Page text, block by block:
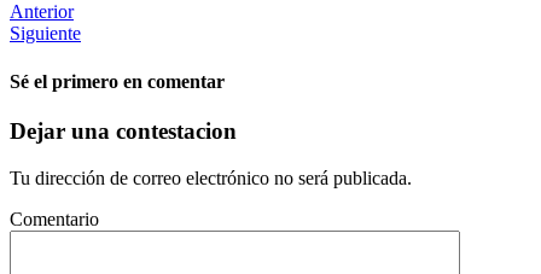
Anterior
Siguiente
Sé el primero en comentar
Dejar una contestacion
Tu dirección de correo electrónico no será publicada.
Comentario